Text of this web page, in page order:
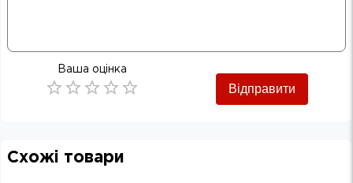
Ваша оцінка
Відправити
Схожі товари